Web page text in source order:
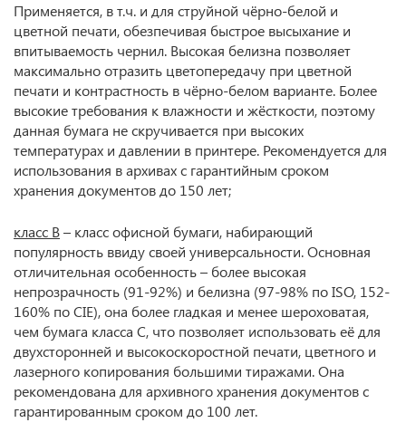
Применяется, в т.ч. и для струйной чёрно-белой и
цветной печати, обезпечивая быстрое высыхание и
впитываемость чернил. Высокая белизна позволяет
максимально отразить цветопередачу при цветной
печати и контрастность в чёрно-белом варианте. Более
высокие требования к влажности и жёсткости, поэтому
данная бумага не скручивается при высоких
температурах и давлении в принтере. Рекомендуется для
использования в архивах с гарантийным сроком
хранения документов до 150 лет;
класс В– класс офисной бумаги, набирающий
популярность ввиду своей универсальности. Основная
отличительная особенность – более высокая
непрозрачность (91-92%) и белизна (97-98% по ISO, 152-
160% по CIE), она более гладкая и менее шероховатая,
чем бумага класса С, что позволяет использовать её для
двухсторонней и высокоскоростной печати, цветного и
лазерного копирования большими тиражами. Она
рекомендована для архивного хранения документов с
гарантированным сроком до 100 лет.